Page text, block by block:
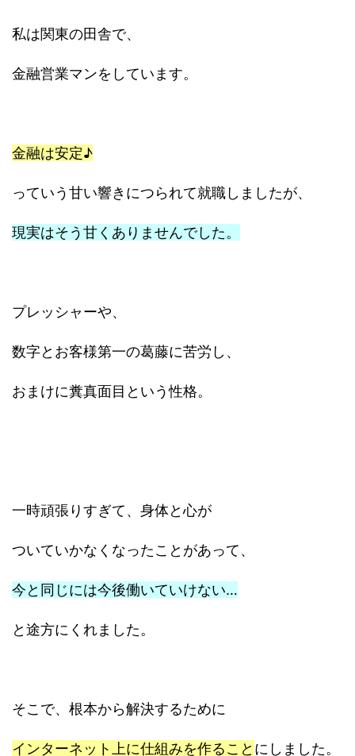
私は関東の田舎で、
金融営業マンをしています。
金融は安定♪
っていう甘い響きにつられて就職しましたが、
現実はそう甘くありませんでした。
プレッシャーや、
数字とお客様第一の葛藤に苦労し、
おまけに糞真面目という性格。
一時頑張りすぎて、身体と心が
ついていかなくなったことがあって、
今と同じには今後働いていけない…
と途方にくれました。
そこで、根本から解決するために
インターネット上に仕組みを作ること にしました。